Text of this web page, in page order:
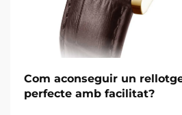
Com aconseguir un
perfecte amb facilitat?